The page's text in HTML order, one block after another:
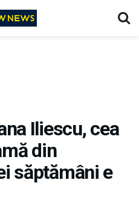
Iliescu, cea
din
săptămâni e